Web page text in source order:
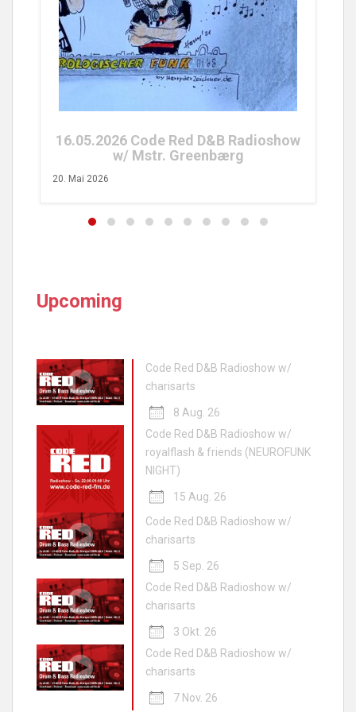
16.05.2026 Code Red D&B Radioshow
w/ Mstr. Greenbærg
20. Mai 2026
Upcoming
Code Red D&B Radioshow w/
charisarts
8 Aug. 26
Code Red D&B Radioshow w/
royalflash & friends (NEUROFUNK
NIGHT)
15 Aug. 26
Code Red D&B Radioshow w/
charisarts
5 Sep. 26
Code Red D&B Radioshow w/
charisarts
3 Okt. 26
Code Red D&B Radioshow w/
charisarts
7 Nov. 26